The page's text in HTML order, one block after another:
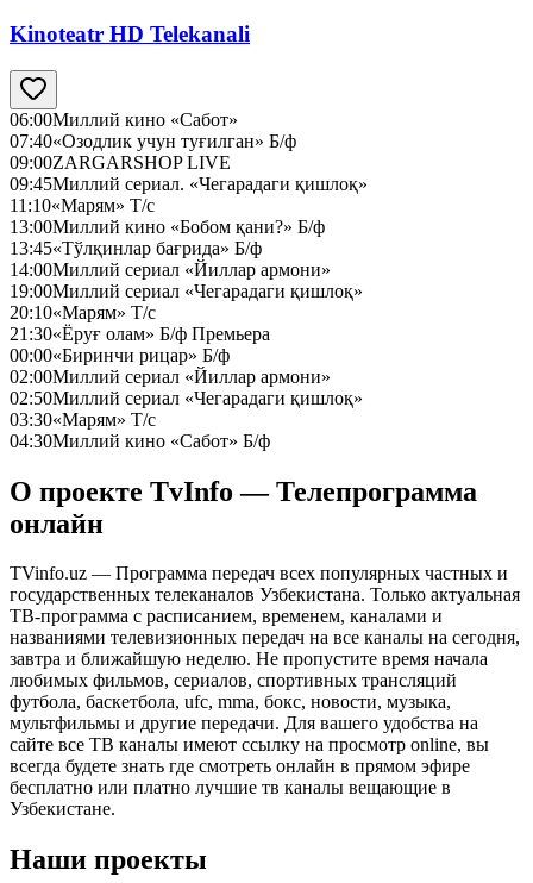
Kinoteatr HD Telekanali
06:00Миллий кино «Сабот»
07:40«Озодлик учун туғилган» Б/ф
09:00ZARGARSHOP LIVE
09:45Миллий сериал. «Чегарадаги қишлоқ»
11:10«Марям» Т/с
13:00Миллий кино «Бобом қани?» Б/ф
13:45«Тўлқинлар бағрида» Б/ф
14:00Миллий сериал «Йиллар армони»
19:00Миллий сериал «Чегарадаги қишлоқ»
20:10«Марям» Т/с
21:30«Ёруғ олам» Б/ф Премьера
00:00«Биринчи рицар» Б/ф
02:00Миллий сериал «Йиллар армони»
02:50Миллий сериал «Чегарадаги қишлоқ»
03:30«Марям» Т/с
04:30Миллий кино «Сабот» Б/ф
О проекте TvInfo — Телепрограмма
онлайн
TVinfo.uz — Программа передач всех популярных частных и
государственных телеканалов Узбекистана. Только актуальная
ТВ-программа с расписанием, временем, каналами и
названиями телевизионных передач на все каналы на сегодня,
завтра и ближайшую неделю. Не пропустите время начала
любимых фильмов, сериалов, спортивных трансляций
футбола, баскетбола, ufc, mma, бокс, новости, музыка,
мультфильмы и другие передачи. Для вашего удобства на
сайте все ТВ каналы имеют ссылку на просмотр online, вы
всегда будете знать где смотреть онлайн в прямом эфире
бесплатно или платно лучшие тв каналы вещающие в
Узбекистане.
Наши проекты